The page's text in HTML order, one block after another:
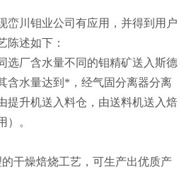
峦川钼业公司有应用，并得到用户
陈述如下：
选厂含水量不同的钼精矿送入斯德
含水量达到*，经气固分离器分离
提升机送入料仓，由送料机送入焙
）。
干燥焙烧工艺，可生产出优质产